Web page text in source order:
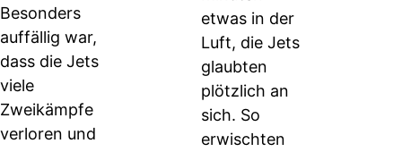
Besonders
auffällig war,
dass die Jets
viele
Zweikämpfe
verloren und
etwas in der
Luft, die Jets
glaubten
plötzlich an
sich. So
erwischten